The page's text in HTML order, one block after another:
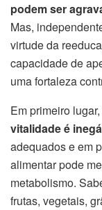
podem ser
Mas,
virtude da
capacidade de
uma fortaleza
Em primeiro
vitalidade é
adequados e em
alimentar pode
metabolismo.
frutas, vegetais,